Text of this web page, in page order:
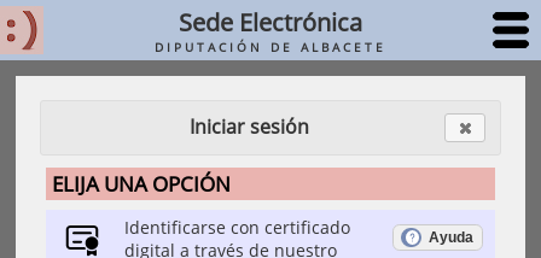
Sede Electrónica
DIPUTACIÓN DE ALBACETE
Iniciar sesión